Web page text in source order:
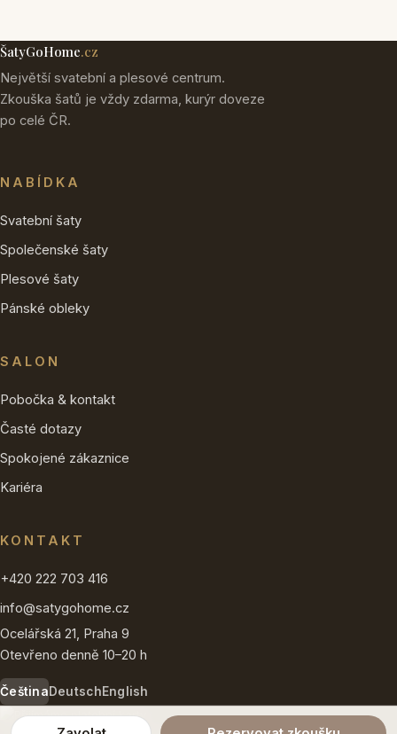
ŠatyGoHome.cz
Největší svatební a plesové centrum.
Zkouška šatů je vždy zdarma, kurýr doveze
po celé ČR.
NABÍDKA
Svatební šaty
Společenské šaty
Plesové šaty
Pánské obleky
SALON
Pobočka & kontakt
Časté dotazy
Spokojené zákaznice
Kariéra
KONTAKT
+420 222 703 416
info@satygohome.cz
Ocelářská 21, Praha 9
Otevřeno denně 10–20 h
ČeštinaDeutschEnglish